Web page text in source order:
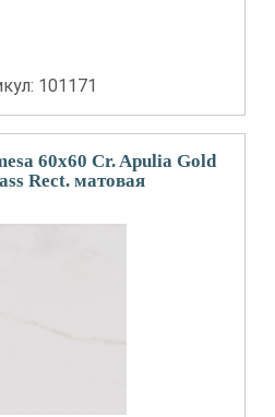
101171
60x60 Cr. Apulia Gold
Rect. матовая